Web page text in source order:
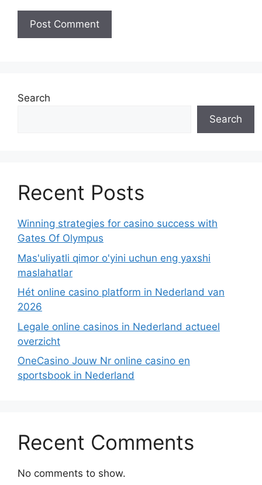
Search
Search
Recent Posts
Winning strategies for casino success with
Gates Of Olympus
Mas'uliyatli qimor o'yini uchun eng yaxshi
maslahatlar
Hét online casino platform in Nederland van
2026
Legale online casinos in Nederland actueel
overzicht
OneCasino Jouw Nr online casino en
sportsbook in Nederland
Recent Comments
No comments to show.